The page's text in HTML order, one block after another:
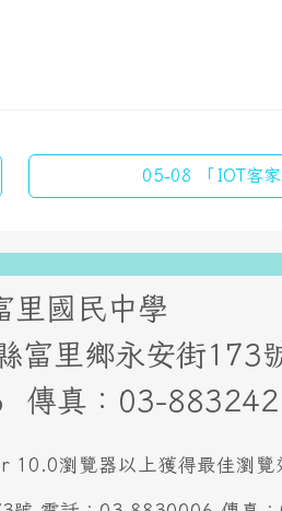
05-08 「IOT客家
里國民中學
富里鄉永安街173
傳真：03-
瀏覽器以上獲得最佳瀏覽